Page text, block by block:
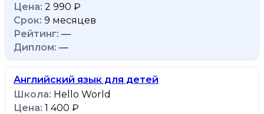
2 990 ₽
9 месяцев
—
—
Английский язык для детей
Hello World
1 400 ₽